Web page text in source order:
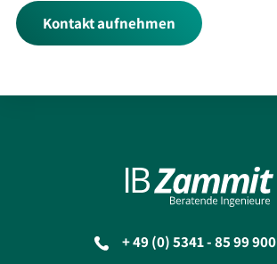
Kontakt aufnehmen
+ 49 (0) 5341 - 85 99 900